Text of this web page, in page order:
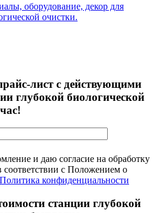
оборудование, декор для
очистки.
лист с действующими
глубокой биологической
и даю согласие на обработку
с Положением о
Политика конфиденциальности
станции глубокой